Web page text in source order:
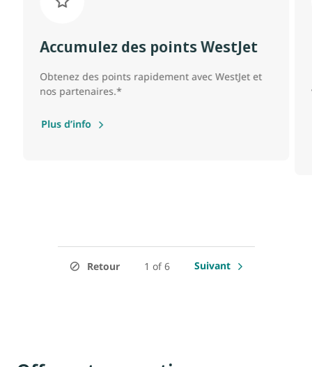
Accumulez des points WestJet
Obtenez des points rapidement avec WestJet et
nos partenaires.*
Plus d’info
Retour 1 of 6 Suivant